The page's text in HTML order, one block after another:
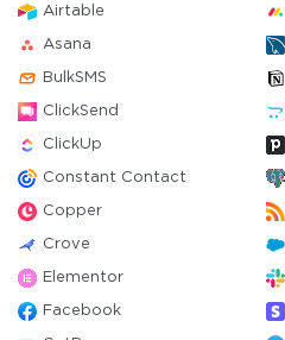
Airtable
Asana
BulkSMS
ClickSend
ClickUp
Constant Contact
Copper
Crove
Elementor
Facebook